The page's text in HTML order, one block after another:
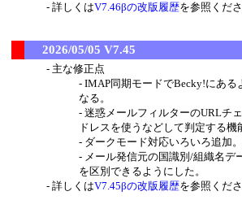
詳しくはV7.46βの改版履歴を参照くださ
2026/05/05 V7.45
主な修正点
IMAP同期モードでBecky!にある
なる。
迷惑メールフィルターのURLチ
ドレスを使うなどして判定する
ダークモード対応いろいろ追加
メール発信元の国識別/組織名デ
を区別できるようにした。
詳しくはV7.45βの改版履歴を参照くださ